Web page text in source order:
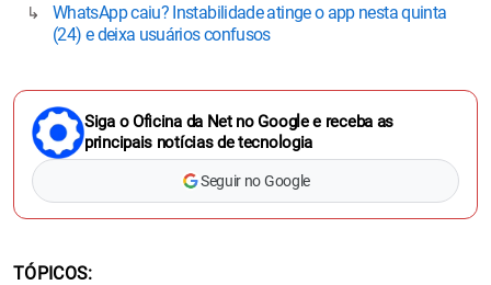
WhatsApp caiu? Instabilidade atinge o app nesta quinta
(24) e deixa usuários confusos
Siga o Oficina da Net no Google e receba as
principais notícias de tecnologia
Seguir no Google
TÓPICOS